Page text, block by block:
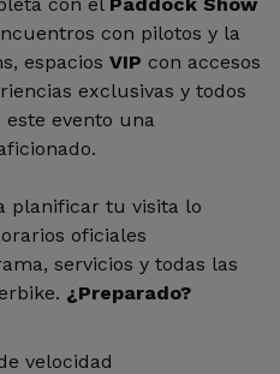
con pilotos y la
espacios VIP con accesos
exclusivas y todos
evento una
planificar tu visita lo
oficiales
servicios y todas las
¿Preparado?
velocidad